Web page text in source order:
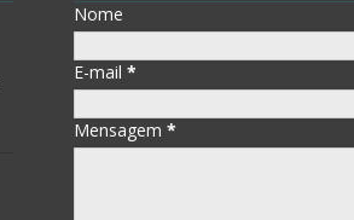
Nome
E-mail *
Mensagem *